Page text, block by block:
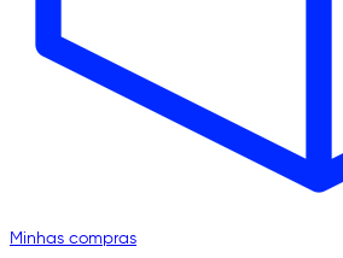
Minhas compras